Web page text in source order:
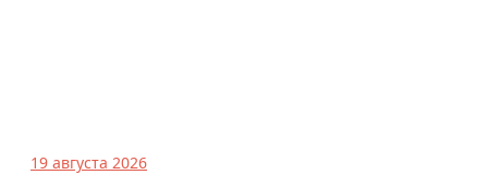
19 августа 2026